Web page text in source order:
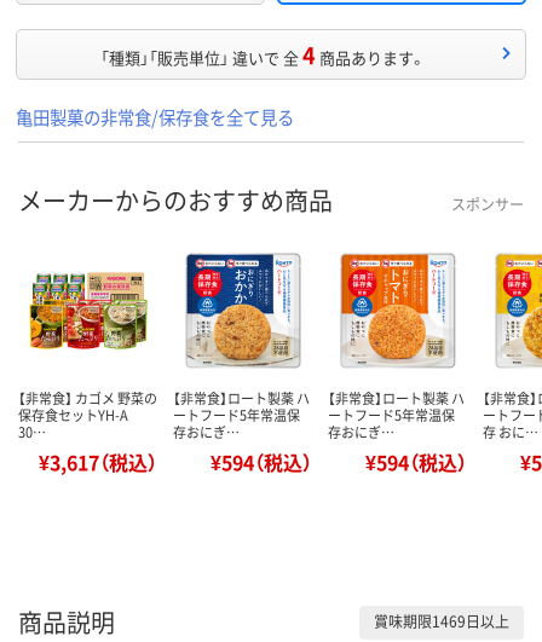
「種類」「販売単位」 違いで 全4 商品あります。
亀田製菓の非常食/保存食を全て見る
メーカーからのおすすめ商品 スポンサー
【非常食】 カゴメ 野菜の
保存食セットYH-A
30…
¥3,617（税込）
【非常食】ロート製薬 ハ
ートフード5年常温保
存おにぎ…
¥594（税込）
【非常食】ロート製薬 ハ
ートフード5年常温保
存おにぎ…
¥594（税込）
【非常食
ートフー
存 おに…
商品説明 賞味期限1469日以上